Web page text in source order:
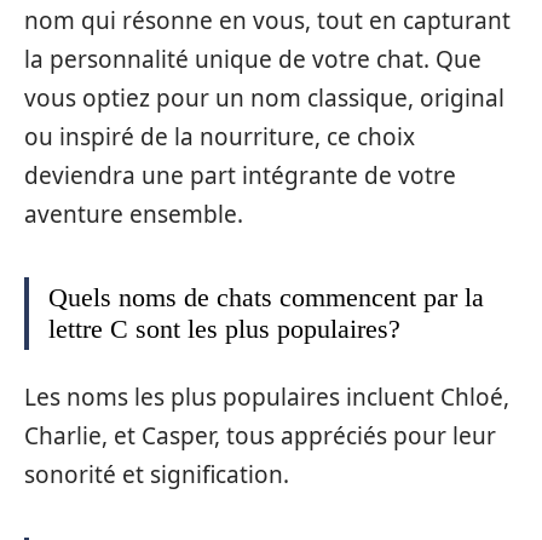
nom qui résonne en vous, tout en capturant
la personnalité unique de votre chat. Que
vous optiez pour un nom classique, original
ou inspiré de la nourriture, ce choix
deviendra une part intégrante de votre
aventure ensemble.
Quels noms de chats commencent par la
lettre C sont les plus populaires?
Les noms les plus populaires incluent Chloé,
Charlie, et Casper, tous appréciés pour leur
sonorité et signification.